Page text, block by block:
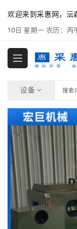
欢迎来到采惠网，沄
10日 星期一 农历：丙
设备